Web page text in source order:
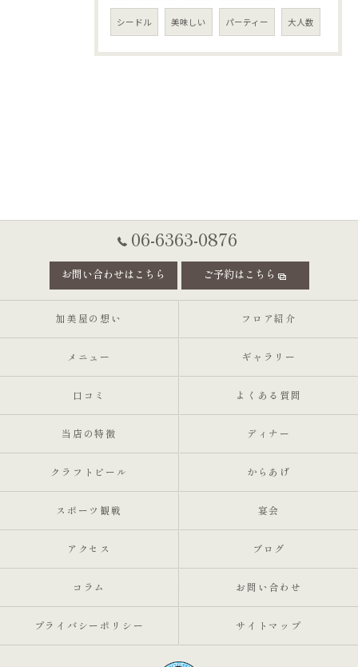
シードル 美味しい パーティー 大人数
06-6363-0876
お問い合わせはこちら ご予約はこちら
加美屋の想い フロア紹介
メニュー ギャラリー
口コミ よくある質問
当店の特徴 ディナー
クラフトビール からあげ
スポーツ観戦 宴会
アクセス ブログ
コラム お問い合わせ
プライバシーポリシー サイトマップ